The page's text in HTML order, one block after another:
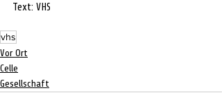
Text: VHS
vhs
Vor Ort
Celle
Gesellschaft